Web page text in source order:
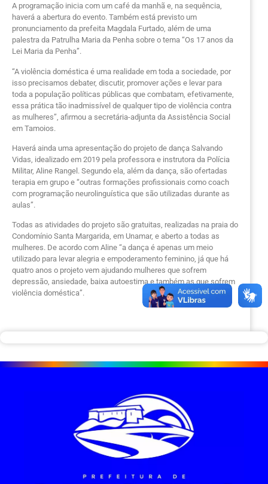
A programação inicia com um café da manhã e, na sequência,
haverá a abertura do evento. Também está previsto um
pronunciamento da prefeita Magdala Furtado, além de uma
palestra da Patrulha Maria da Penha sobre o tema “Os 17 anos da
Lei Maria da Penha”.
“A violência doméstica é uma realidade em toda a sociedade, por
isso precisamos debater, discutir, promover ações e levar para
toda a população políticas públicas que combatam, efetivamente,
essa prática tão inadmissível de qualquer tipo de violência contra
as mulheres”, afirmou a secretária-adjunta da Assistência Social
em Tamoios.
Haverá ainda uma apresentação do projeto de dança Salvando
Vidas, idealizado em 2019 pela professora e instrutora da Polícia
Militar, Aline Rangel. Segundo ela, além da dança, são ofertadas
terapia em grupo e “outras formações profissionais como coach
com programação neurolinguística que são utilizadas durante as
aulas”.
Todas as atividades do projeto são gratuitas, realizadas na praia do
Condomínio Santa Margarida, em Unamar, e aberto a todas as
mulheres. De acordo com Aline “a dança é apenas um meio
utilizado para levar alegria e empoderamento feminino, já que há
quatro anos o projeto vem ajudando mulheres que sofrem
depressão, ansiedade, baixa autoestima e também as que sofrem
violência doméstica”.